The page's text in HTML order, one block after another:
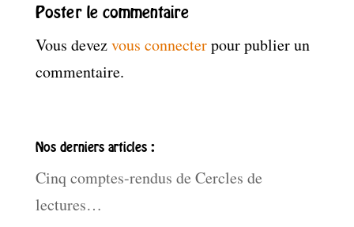
Poster le commentaire
Vous devezvous connecterpour publier un
commentaire.
Nos derniers articles :
Cinq comptes-rendus de Cercles de
lectures…